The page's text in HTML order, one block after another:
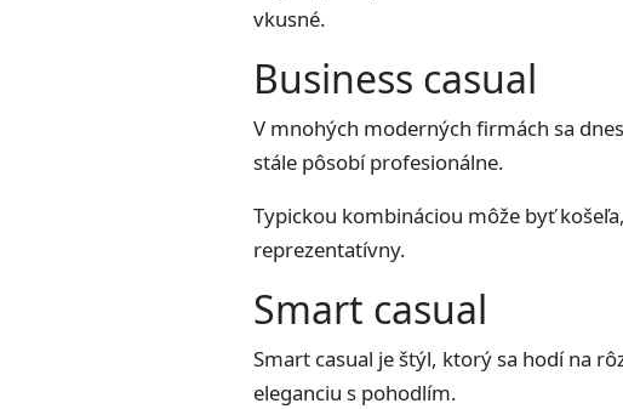
vkusné.
Business casual
V mnohých moderných firmách sa
stále pôsobí profesionálne.
Typickou kombináciou môže byť
reprezentatívny.
Smart casual
Smart casual je štýl, ktorý sa hodí na
eleganciu s pohodlím.